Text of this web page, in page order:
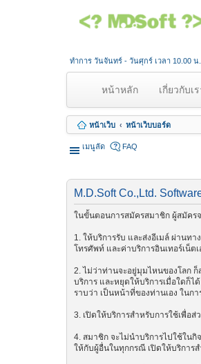
ทำการ วันจันทร์ - วันศุกร์ เวลา 10.00 น.
หน้าหลัก(
u
r
)
เกี่ยวกับเ
หน้าเว็บ หน้าเว็บบอร์ด
เมนูลัด FAQ
M.D.Soft Co.,Ltd.
ในขั้นตอนการสมัครสมาชิก ผู้สมัคร
1. ให้บริการรับ และส่งอีเมล์ ผ่านท
โทรศัพท์ และค่าบริการอินเทอร์เน็ต
2. ไม่ว่าท่านจะอยู่มุมไหนของโลก
บริการ และหยุดให้บริการเมื่อใดก็
ราบว่า เป็นหน้าที่ของท่านเอง ในก
3. เปิดให้บริการสำหรับการใช้เพื่อ
4. สมาชิก จะไม่นำบริการไปใช้ใน
ให้กับผู้อื่นในทุกกรณี เปิดให้บริการ